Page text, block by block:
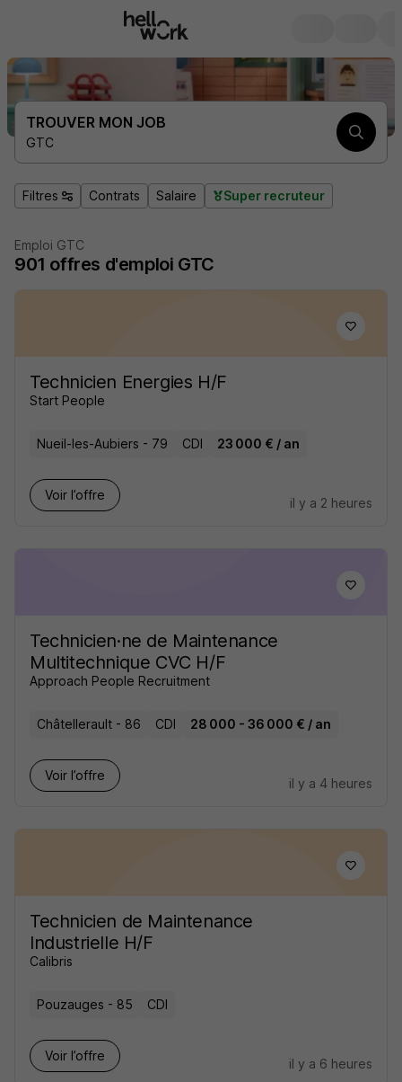
TROUVER MON JOB
GTC
Filtres Contrats Salaire Super recruteur
Emploi GTC
901 offres d'emploi GTC
Technicien Energies H/F
Start People
Nueil-les-Aubiers - 79 CDI 23 000 € / an
Voir l’offre
il y a 2 heures
Technicien·ne de Maintenance
Multitechnique CVC H/F
Approach People Recruitment
Châtellerault - 86 CDI 28 000 - 36 000 € / an
Voir l’offre
il y a 4 heures
Technicien de Maintenance
Industrielle H/F
Calibris
Pouzauges - 85 CDI
Voir l’offre
il y a 6 heures